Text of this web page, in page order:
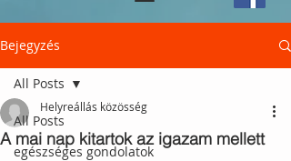
Bejegyzés
All Posts
egészséges gondolatok
All Posts
A mai nap kitartok az igazam mellett
Helyreállás közösség